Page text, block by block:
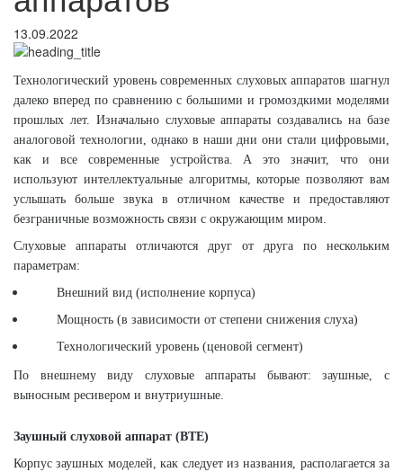
13.09.2022
Технологический уровень современных слуховых аппаратов шагнул
далеко вперед по сравнению с большими и громоздкими моделями
прошлых лет. Изначально слуховые аппараты создавались на базе
аналоговой технологии, однако в наши дни они стали цифровыми,
как и все современные устройства. А это значит, что они
используют интеллектуальные алгоритмы, которые позволяют вам
услышать больше звука в отличном качестве и предоставляют
безграничные возможность связи с окружающим миром.
Слуховые аппараты отличаются друг от друга по нескольким
параметрам:
Внешний вид (исполнение корпуса)
Мощность (в зависимости от степени снижения слуха)
Технологический уровень (ценовой сегмент)
По внешнему виду слуховые аппараты бывают: заушные, с
выносным ресивером и внутриушные.
Заушный слуховой аппарат (ВТЕ)
Корпус заушных моделей, как следует из названия, располагается за